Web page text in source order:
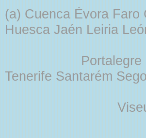
(a) Cuenca Évora
Huesca Jaén Leiria
Tenerife Santarém